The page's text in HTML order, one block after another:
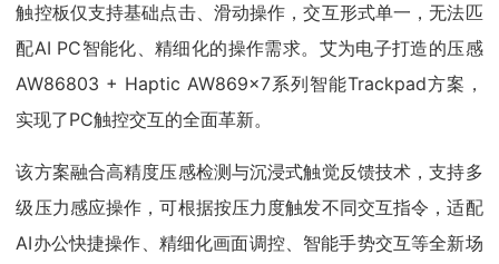
触控板仅支持基础点击、滑动操作，交互形式单一，无法匹
配AI PC智能化、精细化的操作需求。艾为电子打造的压感
AW86803 + Haptic AW869x7系列智能Trackpad方案，
实现了PC触控交互的全面革新。
该方案融合高精度压感检测与沉浸式触觉反馈技术，支持多
级压力感应操作，可根据按压力度触发不同交互指令，适配
AI办公快捷操作、精细化画面调控、智能手势交互等全新场